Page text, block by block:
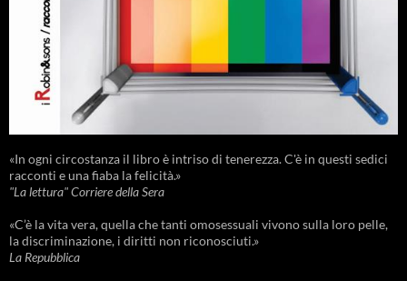
«In ogni circostanza il libro è intriso di tenerezza. C'è in questi sedici
racconti e una fiaba la felicità.»
"La lettura" Corriere della Sera
«C’è la vita vera, quella che tanti omosessuali vivono sulla loro pelle,
la discriminazione, i diritti non riconosciuti.»
La Repubblica